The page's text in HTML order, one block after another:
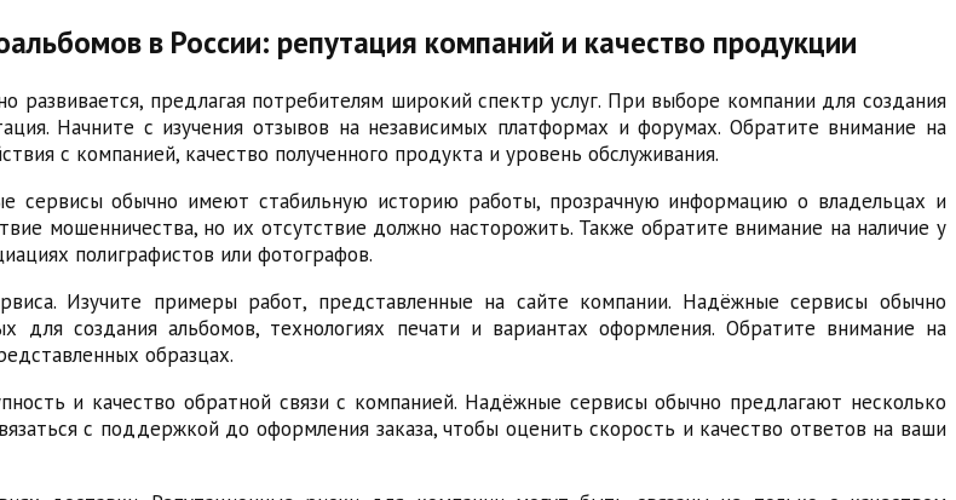
в России: репутация компаний и качество продукции
предлагая потребителям широкий спектр услуг. При выборе компании для создания
Начните с изучения отзывов на независимых платформах и форумах. Обратите внимание на
с компанией, качество полученного продукта и уровень обслуживания.
сервисы обычно имеют стабильную историю работы, прозрачную информацию о владельцах и
мошенничества, но их отсутствие должно насторожить. Также обратите внимание на наличие у
полиграфистов или фотографов.
Изучите примеры работ, представленные на сайте компании. Надёжные сервисы обычно
создания альбомов, технологиях печати и вариантах оформления. Обратите внимание на
образцах.
и качество обратной связи с компанией. Надёжные сервисы обычно предлагают несколько
с поддержкой до оформления заказа, чтобы оценить скорость и качество ответов на ваши